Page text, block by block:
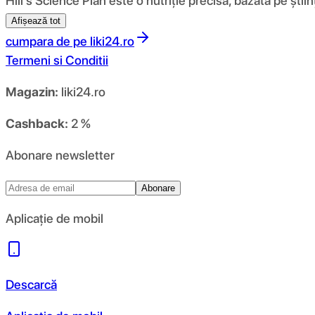
Afișează tot
cumpara de pe liki24.ro
Termeni si Conditii
Magazin: liki24.ro
Cashback: 2 %
Abonare newsletter
Abonare
Aplicație de mobil
Descarcă